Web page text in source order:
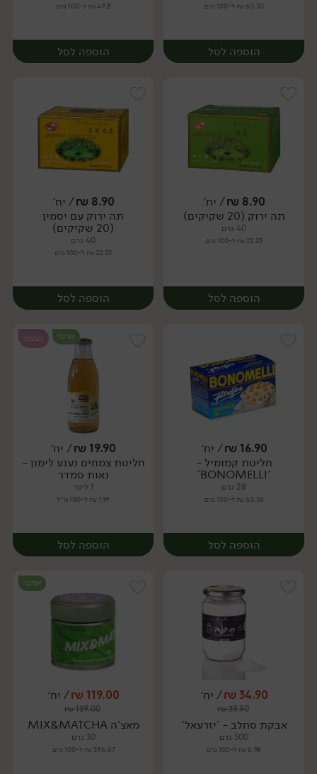
60.30 ₪ ל-100 גרם
הוספה לסל
יח׳
49.75 ₪ ל-100 גרם
הוספה לסל
יח׳
8.90
₪/ יח׳
תה ירוק (20 שקיקים)
40 גרם
22.25 ₪ ל-100 גרם
הוספה לסל
יח׳
8.90
₪/ יח׳
תה ירוק עם יסמין
(20 שקיקים)
40 גרם
22.25 ₪ ל-100 גרם
הוספה לסל
יח׳
16.90
₪/ יח׳
חליטת קמומיל -
'BONOMELLI'
28 גרם
60.36 ₪ ל-100 גרם
הוספה לסל
יח׳
אורגני טבעוני
19.90
₪/ יח׳
חליטת צמחים נענע לימון -
נאות סמדר
1 ליטר
1.99 ₪ ל-100 מ״ל
הוספה לסל
יח׳
34.90
₪/ יח׳
39.90
₪
אבקת סחלב - 'יזרעאל'
500 גרם
6.98 ₪ ל-100 גרם
אורגני
119.00
₪/ יח׳
139.00
₪
מאצ'ה MIX&MATCHA
30 גרם
396.67 ₪ ל-100 גרם